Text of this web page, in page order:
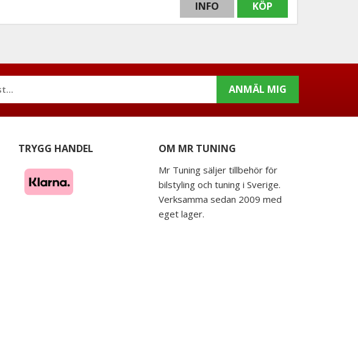
INFO KÖP
ANMÄL MIG
TRYGG HANDEL OM MR TUNING
Mr Tuning säljer tillbehör för
bilstyling och tuning i Sverige.
Verksamma sedan 2009 med
eget lager.